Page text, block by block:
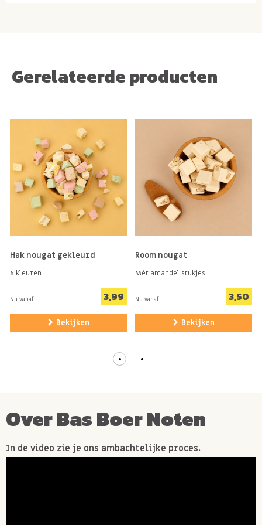
Gerelateerde producten
Hak nougat gekleurd
6 kleuren
Nu vanaf: 3,99
Bekijken
Room nougat
Mét amandel stukjes
Nu vanaf: 3,50
Bekijken
Over Bas Boer Noten
In de video zie je ons ambachtelijke proces.